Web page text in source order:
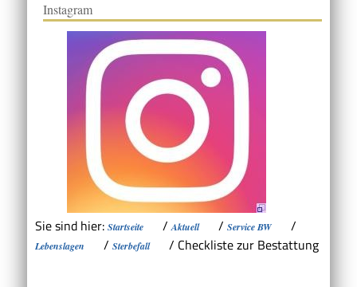
Instagram
Sie sind hier: Startseite /Aktuell / Service BW /
Lebenslagen / Sterbefall / Checkliste zur Bestattung